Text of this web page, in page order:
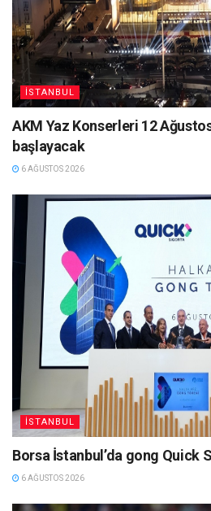
İSTANBUL
AKM Yaz Konserleri 12
başlayacak
6 AĞUSTOS 2026
İSTANBUL
Borsa İstanbul’da gong Quick
6 AĞUSTOS 2026